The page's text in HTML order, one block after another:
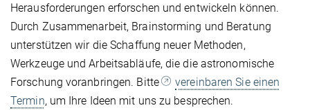
Herausforderungen erforschen und entwickeln können.
Durch Zusammenarbeit, Brainstorming und Beratung
unterstützen wir die Schaffung neuer Methoden,
Werkzeuge und Arbeitsabläufe, die die astronomische
Forschung voranbringen. Bitte
vereinbaren Sie einen
Termin, um Ihre Ideen mit uns zu besprechen.